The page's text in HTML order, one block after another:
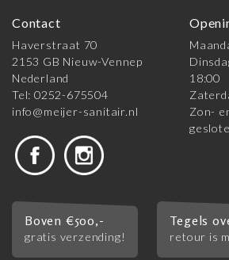
Contact
Haverstraat 70
2153 GB Nieuw-Vennep
Nederland
Tel: 0252-675504
info@meijer-sanitair.nl
18:00
Zon-
Boven €500,-
gratis verzending!
Tegels
retour is